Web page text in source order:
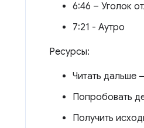
6:46 – Уголок
7:21 - Аутро
Ресурсы:
Читать дальше
Попробовать
Получить